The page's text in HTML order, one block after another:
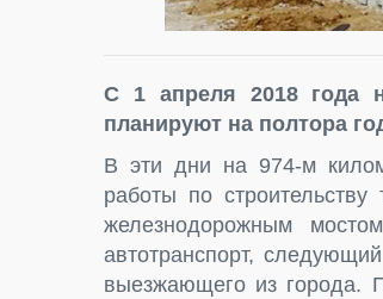
С 1 апреля 2018 года
планируют на полтора
В эти дни на 974-м
работы по
железнодорожным
автотранспорт,
выезжающего из города.